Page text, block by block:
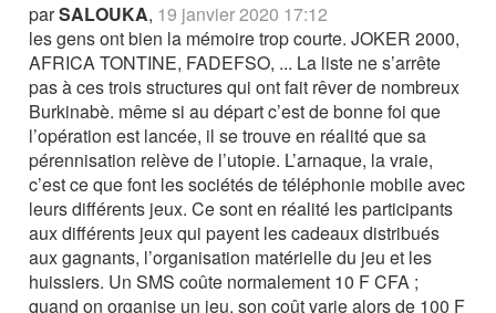
parSALOUKA, 19 janvier 2020 17:12
les gens ont bien la mémoire trop courte. JOKER 2000,
AFRICA TONTINE, FADEFSO, ... La liste ne s’arrête
pas à ces trois structures qui ont fait rêver de nombreux
Burkinabè. même si au départ c’est de bonne foi que
l’opération est lancée, il se trouve en réalité que sa
pérennisation relève de l’utopie. L’arnaque, la vraie,
c’est ce que font les sociétés de téléphonie mobile avec
leurs différents jeux. Ce sont en réalité les participants
aux différents jeux qui payent les cadeaux distribués
aux gagnants, l’organisation matérielle du jeu et les
huissiers. Un SMS coûte normalement 10 F CFA ;
quand on organise un jeu, son coût varie alors de 100 F